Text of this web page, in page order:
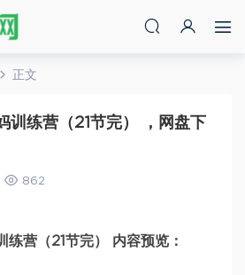
正文
训练营（21节完） ，网盘下
862
练营（21节完） 内容预览：